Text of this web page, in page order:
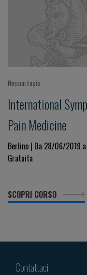
Nessun topic
International
Pain Medicine
Berlino | Da 28/06/2019
Gratuita
SCOPRI CORSO
Contattaci